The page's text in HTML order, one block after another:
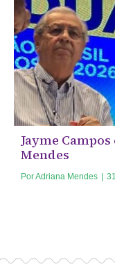
Jayme
Mendes
PorAdriana Mendes